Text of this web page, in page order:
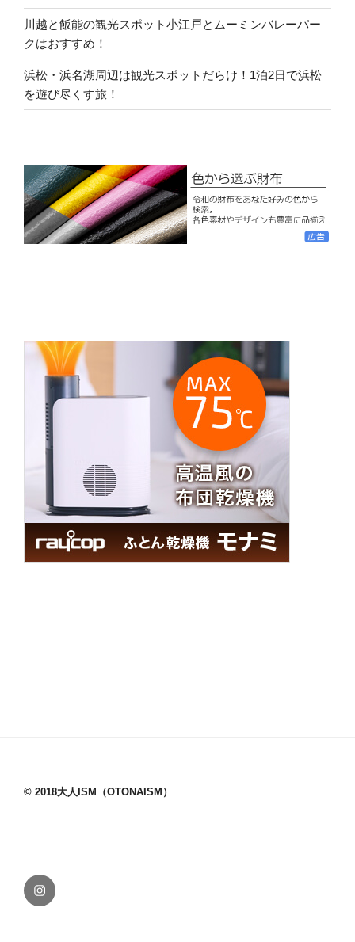
川越と飯能の観光スポット小江戸とムーミンバレーパー
クはおすすめ！
浜松・浜名湖周辺は観光スポットだらけ！1泊2日で浜松
を遊び尽くす旅！
© 2018大人ISM（OTONAISM）
Instagram